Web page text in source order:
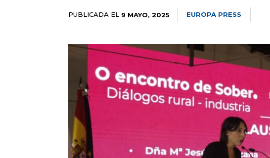
PUBLICADA EL 9 MAYO, 2025 EUROPA PRESS